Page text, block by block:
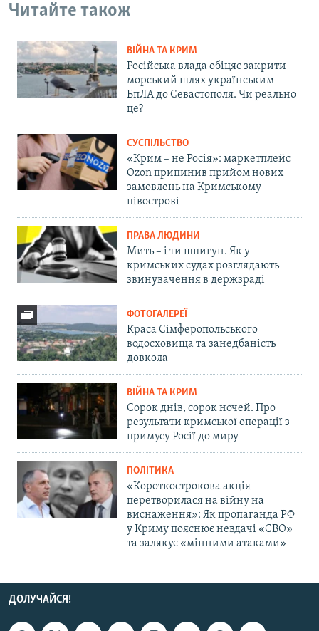
Читайте також
ВІЙНА ТА КРИМ
Російська влада обіцяє закрити
морський шлях українським
БпЛА до Севастополя. Чи реально
це?
СУСПІЛЬСТВО
«Крим – не Росія»: маркетплейс
Ozon припинив прийом нових
замовлень на Кримському
півострові
ПРАВА ЛЮДИНИ
Мить – і ти шпигун. Як у
кримських судах розглядають
звинувачення в держзраді
ФОТОГАЛЕРЕЇ
Краса Сімферопольського
водосховища та занедбаність
довкола
ВІЙНА ТА КРИМ
Сорок днів, сорок ночей. Про
результати кримської операції з
примусу Росії до миру
ПОЛІТИКА
«Короткострокова акція
перетворилася на війну на
виснаження»: Як пропаганда РФ
у Криму пояснює невдачі «СВО»
та залякує «мінними атаками»
ДОЛУЧАЙСЯ!